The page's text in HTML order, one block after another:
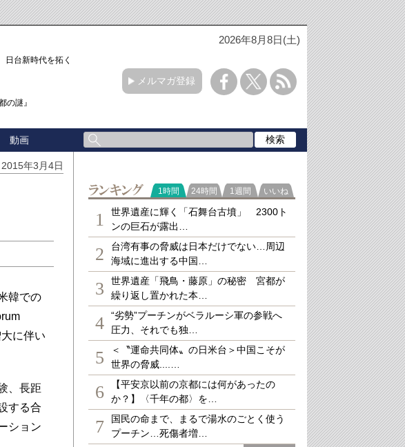
2026年8月8日(土)
台新時代を拓く「3
の謎』
メルマガ登録
動画
2015年3月4日
韓での
に伴い
、長距
する合
ション
ランキング
1時間 24時間 1週間 いいね
1
世界遺産に輝く「石舞台古墳」 2300ト
ンの巨石が露出…
2
台湾有事の脅威は日本だけでない…周辺
海域に進出する中国…
3
世界遺産「飛鳥・藤原」の秘密 宮都が
繰り返し置かれた本…
4
“劣勢”プーチンがベラルーシ軍の参戦へ
圧力、それでも独…
5
＜〝運命共同体〟の日米台＞中国こそが
世界の脅威....…
6
【平安京以前の京都には何があったの
か？】〈千年の都〉を…
7
国民の命まで、まるで湯水のごとく使う
プーチン…死傷者増…